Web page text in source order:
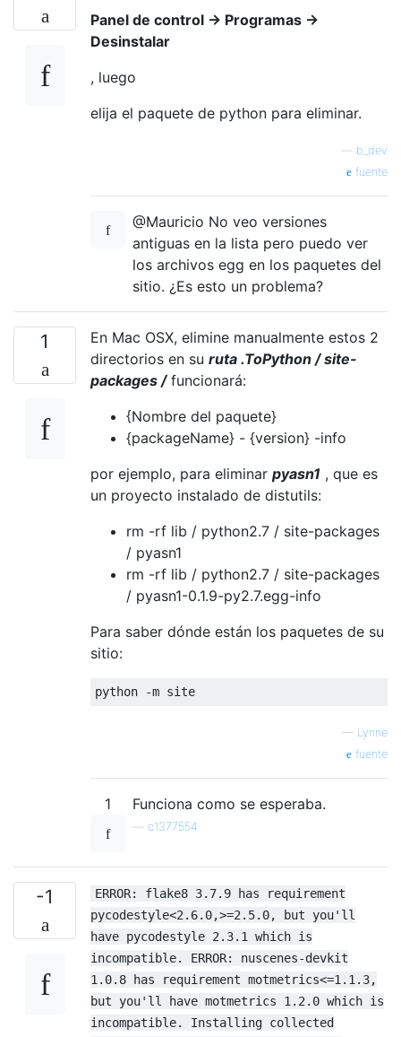
Panel de control -> Programas ->
Desinstalar
, luego
elija el paquete de python para eliminar.
b_dev
fuente
@Mauricio No veo versiones
antiguas en la lista pero puedo ver
los archivos egg en los paquetes del
sitio. ¿Es esto un problema?
1
En Mac OSX, elimine manualmente estos 2
directorios en su ruta .ToPython / site-
packages /funcionará:
{Nombre del paquete}
{packageName} - {version} -info
por ejemplo, para eliminar pyasn1 , que es
un proyecto instalado de distutils:
rm -rf lib / python2.7 / site-packages
/ pyasn1
rm -rf lib / python2.7 / site-packages
/ pyasn1-0.1.9-py2.7.egg-info
Para saber dónde están los paquetes de su
sitio:
python -m site
— Lynne
fuente
1 Funciona como se esperaba.
c1377554
-1
ERROR: flake8 3.7.9 has requirement
pycodestyle<2.6.0,>=2.5.0, but you'll
have pycodestyle 2.3.1 which is
incompatible. ERROR: nuscenes-devkit
1.0.8 has requirement motmetrics<=1.1.3,
but you'll have motmetrics 1.2.0 which is
incompatible. Installing collected